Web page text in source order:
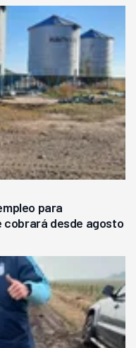
para
desde agosto